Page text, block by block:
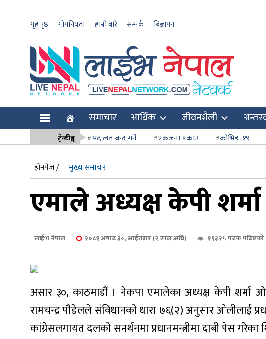
गृह पृष्ठ गोपनियता हाम्रो बारे सम्पर्क बिज्ञापन
समाचार आर्थिक जीवनशैली
ट्रेन्डीङ्ग अदालत बन्द गर्ने एकजना पक्राउ कोभिड–१९
होमपेज /
मुख्य समाचार
एमाले अध्यक्ष केपी
लाईभ नेपाल २०८१ अषाढ ३०, आईतबार (२ साल अघि) १९३२५ पटक पढिएको
असार ३०, काठमाडौं । नेकपा एमालेका अध्यक्ष केपी शर्मा
रामचन्द्र पौडेलले संविधानको धारा ७६(२) अनुसार ओलीलाई
कांग्रेसलगायत दलको समर्थनमा प्रधानमन्त्रीमा दाबी पेस गरेका